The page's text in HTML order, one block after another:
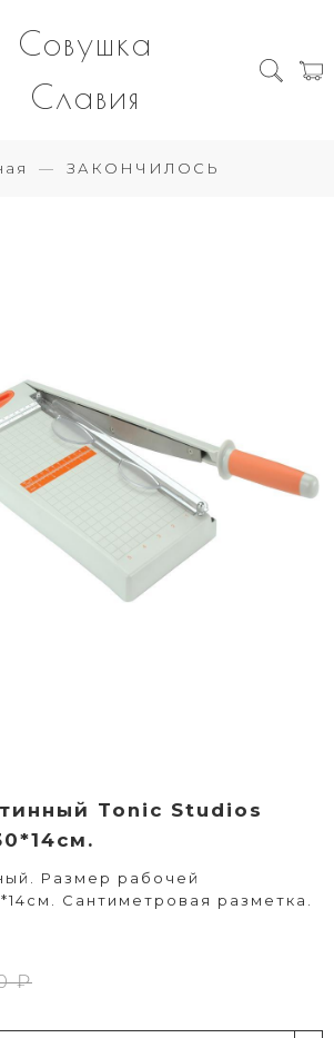
Совушка
Славия
ЗАКОНЧИЛОСЬ
Tonic Studios
Размер рабочей
Сантиметровая разметка.
₽